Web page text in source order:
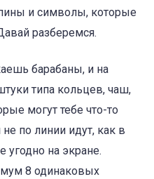
и символы, которые
разберемся.
барабаны, и на
типа кольцев, чаш,
могут тебе что-то
по линии идут, как в
угодно на экране.
8 одинаковых